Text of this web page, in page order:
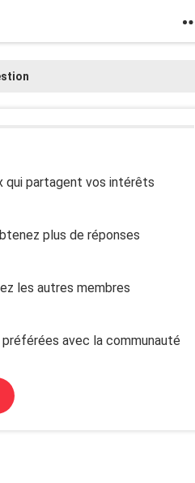
qui partagent vos intérêts
plus de réponses
les autres membres
avec la communauté